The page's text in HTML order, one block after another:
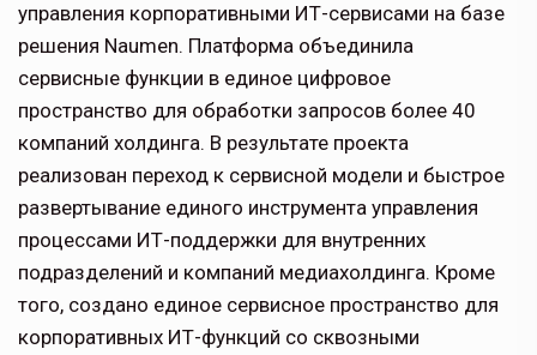
управления корпоративными ИТ-сервисами на базе
решения Naumen. Платформа объединила
сервисные функции в единое цифровое
пространство для обработки запросов более 40
компаний холдинга. В результате проекта
реализован переход к сервисной модели и быстрое
развертывание единого инструмента управления
процессами ИТ-поддержки для внутренних
подразделений и компаний медиахолдинга. Кроме
того, создано единое сервисное пространство для
корпоративных ИТ-функций со сквозными